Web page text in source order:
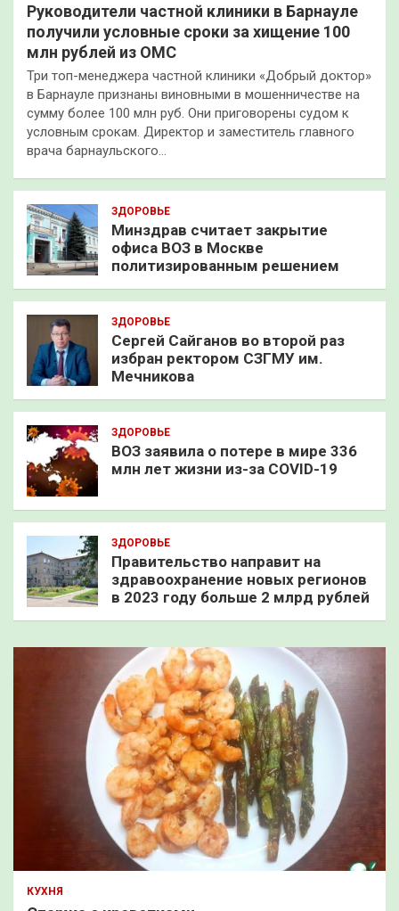
Руководители частной клиники в Барнауле
получили условные сроки за хищение 100
млн рублей из ОМС
Три топ-менеджера частной клиники «Добрый доктор»
в Барнауле признаны виновными в мошенничестве на
сумму более 100 млн руб. Они приговорены судом к
условным срокам. Директор и заместитель главного
врача барнаульского…
ЗДОРОВЬЕ
Минздрав считает закрытие
офиса ВОЗ в Москве
политизированным решением
ЗДОРОВЬЕ
Сергей Сайганов во второй раз
избран ректором СЗГМУ им.
Мечникова
ЗДОРОВЬЕ
ВОЗ заявила о потере в мире 336
млн лет жизни из-за COVID-19
ЗДОРОВЬЕ
Правительство направит на
здравоохранение новых регионов
в 2023 году больше 2 млрд рублей
КУХНЯ